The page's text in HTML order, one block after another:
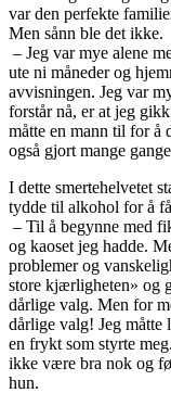
var den perfekte
Men sånn ble det ikke.
– Jeg var mye alene
ute ni måneder og
avvisningen. Jeg var
forstår nå, er at jeg
måtte en mann til for å
også gjort mange
I dette smertehelvetet
tydde til alkohol for å
– Til å begynne med
og kaoset jeg hadde.
problemer og
store kjærligheten» og
dårlige valg. Men for
dårlige valg! Jeg måtte
en frykt som styrte
ikke være bra nok og
hun.